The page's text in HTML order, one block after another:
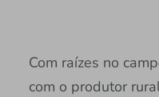
Com raízes no
com o produtor